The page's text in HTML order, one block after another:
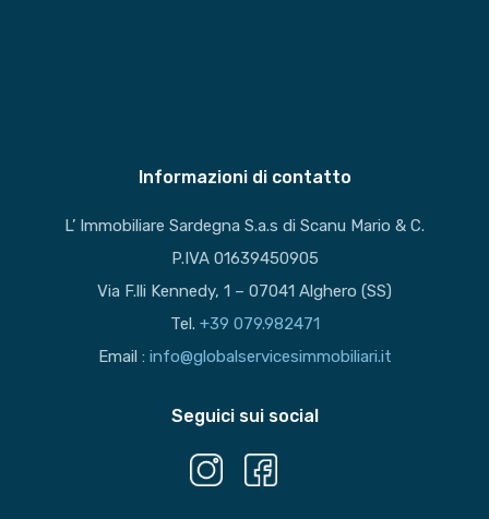
Informazioni di contatto
L’ Immobiliare Sardegna S.a.s di Scanu Mario & C.
P.IVA 01639450905
Via F.lli Kennedy, 1 – 07041 Alghero (SS)
Tel. +39 079.982471
Email : info@globalservicesimmobiliari.it
Seguici sui social